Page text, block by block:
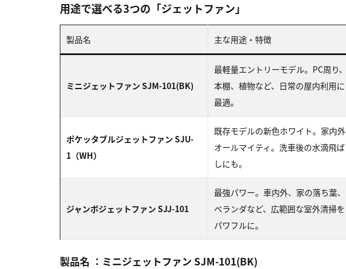
用途で選べる3つの「ジェットファン」
製品名 主な用途・特徴
ミニジェットファン SJM-101(BK)
最軽量エントリーモデル。PC周り、
本棚、植物など、日常の屋内利用に
最適。
ポケッタブルジェットファン SJU-
1（WH）
既存モデルの新色ホワイト。家内外
オールマイティ。洗車後の水滴飛ば
しにも。
ジャンボジェットファン SJJ-101
最強パワー。車内外、家の落ち葉、
ベランダなど、広範囲な室外清掃を
パワフルに。
製品名 ：ミニジェットファン SJM-101(BK)